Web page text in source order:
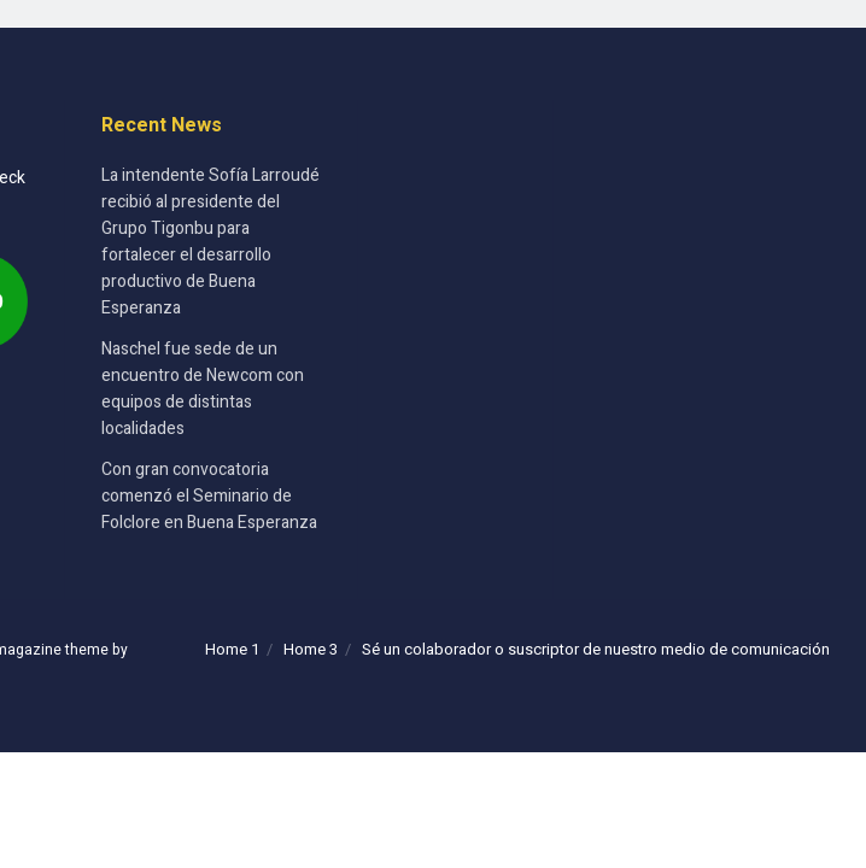
Recent News
La intendente Sofía Larroudé
recibió al presidente del
Grupo Tigonbu para
fortalecer el desarrollo
productivo de Buena
Esperanza
Naschel fue sede de un
encuentro de Newcom con
equipos de distintas
localidades
Con gran convocatoria
comenzó el Seminario de
Folclore en Buena Esperanza
Home 1 Home 3 Sé un colaborador o suscriptor de nuestro medio de comunicación
theme by